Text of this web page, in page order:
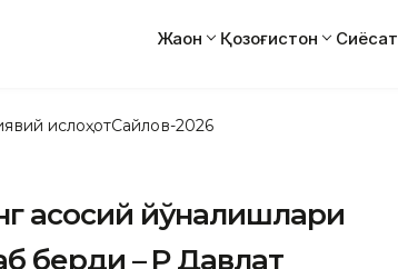
Жаҳон Қозоғистон Сиёсат
ислоҳотСайлов-2026
асосий йўналишлари
берди – ҚР Давлат